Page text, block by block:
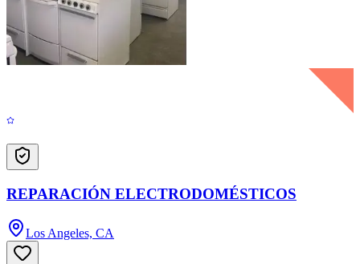
REPARACIÓN ELECTRODOMÉSTICOS
Los Angeles, CA